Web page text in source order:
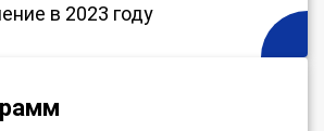
в 2023 году